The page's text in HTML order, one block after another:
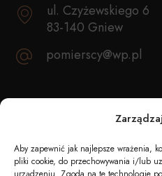
Aby zapewnić jak najlepsze wrażenia,
pliki cookie, do przechowywania i/lub
ul. Czyżewskiego 6
83-140 Gniew
pomierscy@wp.pl
REKOMENDACJE